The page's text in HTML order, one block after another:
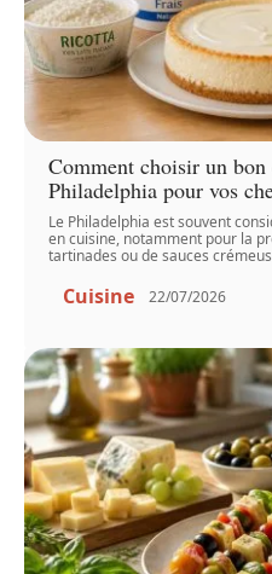
Comment choisir un
Philadelphia pour vos
Le Philadelphia est souvent
en cuisine, notamment pour la
tartinades ou de sauces
Cuisine 22/07/2026